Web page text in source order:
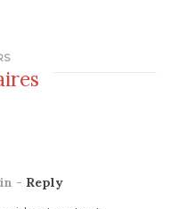
- Reply